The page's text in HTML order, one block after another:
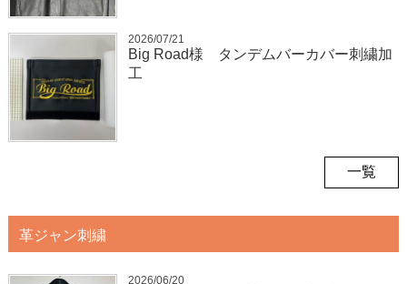
2026/07/21
Big Road様 タンデムバーカバー刺繍加
工
一覧
革ジャン刺繍
2026/06/20